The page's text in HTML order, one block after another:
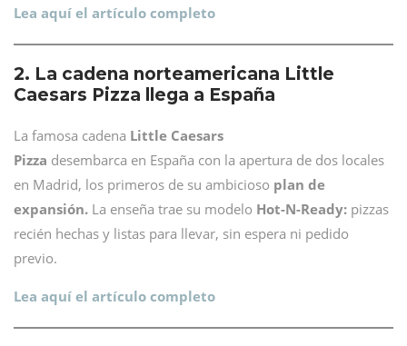
Lea aquí el artículo completo
2. La cadena norteamericana Little
Caesars Pizza llega a España
La famosa cadena Little Caesars
Pizza desembarca en España con la apertura de dos locales
en Madrid, los primeros de su ambicioso plan de
expansión. La enseña trae su modelo Hot-N-Ready: pizzas
recién hechas y listas para llevar, sin espera ni pedido
previo.
Lea aquí el artículo completo